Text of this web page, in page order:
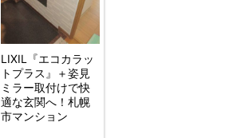
LIXIL『エコカラッ
トプラス』＋姿見
ミラー取付けで快
適な玄関へ！札幌
市マンション